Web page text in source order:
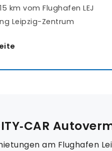
km vom Flughafen LEJ
Leipzig-Zentrum
am Flughafen